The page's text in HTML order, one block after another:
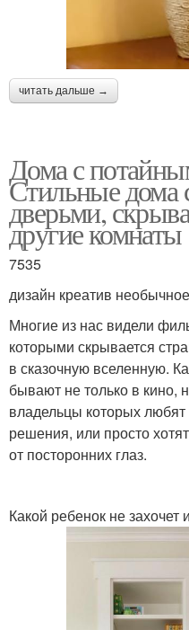
читать дальше →
Дома с
Стильные дома
дверьми,
другие комнаты
7535
дизайн креатив
Многие из нас видели
которыми скрывается
в сказочную вселенную.
бывают не только в кино,
владельцы которых
решения, или просто
от посторонних глаз.
Какой ребенок не захочет